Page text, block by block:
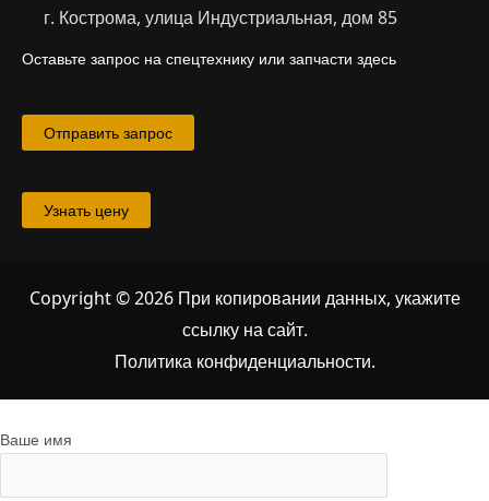
г. Кострома, улица Индустриальная, дом 85
Оставьте запрос на спецтехнику или запчасти здесь
Отправить запрос
Узнать цену
Copyright © 2026 При копировании данных, укажите
ссылку на сайт.
Политика конфиденциальности.
Ваше имя